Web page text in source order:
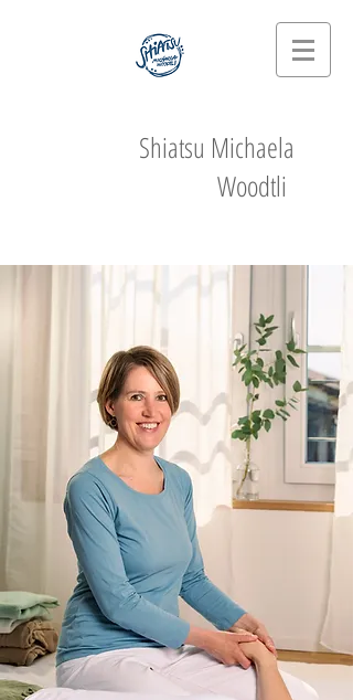
Shiatsu Michaela
Woodtli